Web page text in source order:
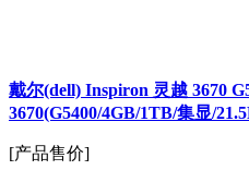
戴尔(dell) Inspiron 灵越 3670
3670(G5400/4GB/1TB/集显/
[产品售价]